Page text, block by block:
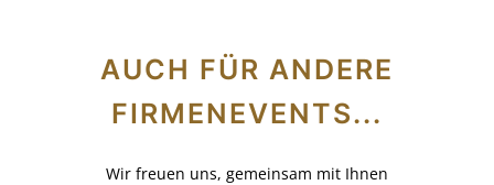
AUCH FÜR ANDERE
FIRMENEVENTS...
Wir freuen uns, gemeinsam mit Ihnen